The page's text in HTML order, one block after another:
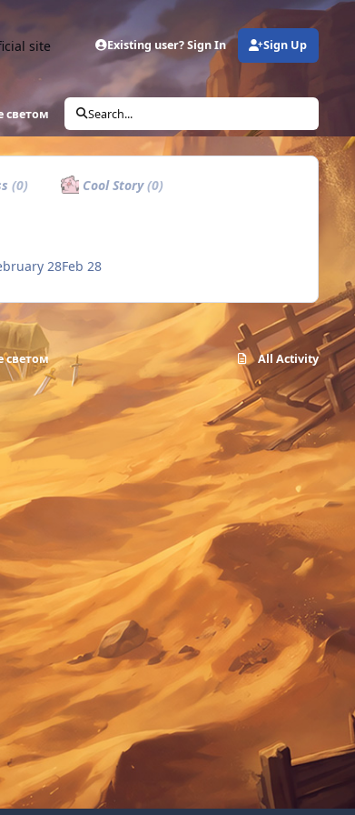
site Existing user? Sign In Sign Up
светом Search...
(0) Cool Story(0)
28Feb 28
светом All Activity